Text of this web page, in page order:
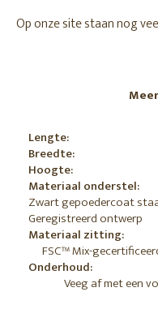
Op onze site staan nog
Lengte:
Breedte:
Hoogte:
Materiaal onderstel:
Zwart gepoedercoat
Geregistreerd ontwerp
Materiaal zitting:
FSC™ Mix-
Onderhoud:
Veeg af met een